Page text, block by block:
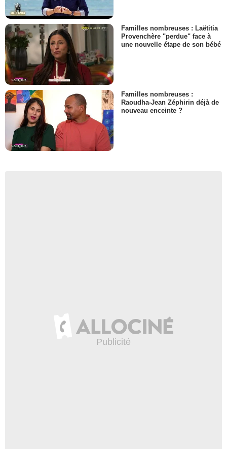
Familles nombreuses : Laëtitia
Provenchère "perdue" face à
une nouvelle étape de son bébé
Familles nombreuses :
Raoudha-Jean Zéphirin déjà de
nouveau enceinte ?